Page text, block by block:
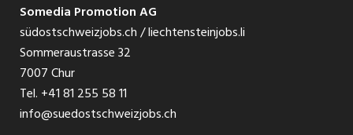
Praktikum
Somedia Promotion AG
südostschweizjobs.ch / liechtensteinjobs.li
Sommeraustrasse 32
7007 Chur
Tel. +41 81 255 58 11
info@suedostschweizjobs.ch